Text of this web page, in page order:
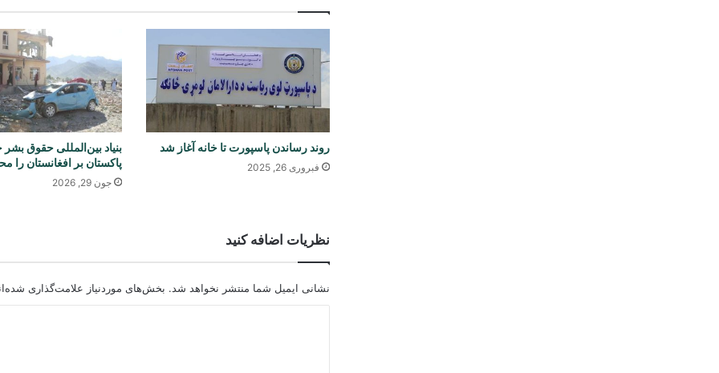
روند رساندن پاسپورت تا خانه آغاز شد
فبروری 26, 2025
بنیاد بین‌المللی حقوق
پاکستان بر افغانستان را
جون 29, 2026
نظریات اضافه کنید
نشانی ایمیل شما منتشر نخواهد شد. بخش‌های موردنیاز علامت‌گذاری